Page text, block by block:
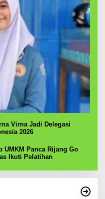
Virna Jadi Delegasi
2026
UMKM Panca Rijang Go
Ikuti Pelatihan